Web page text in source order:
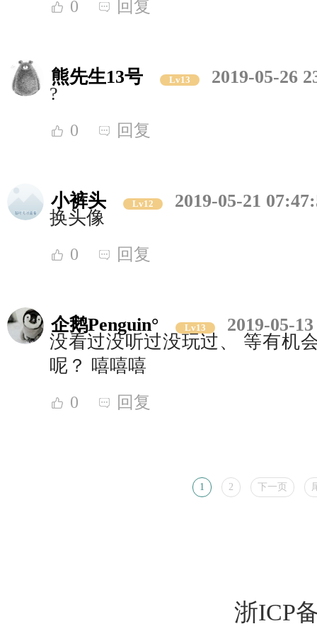
0 回复
熊先生13号 Lv13
2019-05-26
?
0 回复
小裤头 Lv12
2019-05-21
换头像
0 回复
企鹅Penguin° Lv13
2019-05-
没看过没听过没玩过、 等有机
呢？ 嘻嘻嘻
0 回复
1 2 下一页
浙ICP